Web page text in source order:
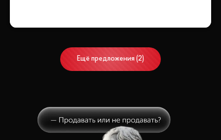
Ещё предложения (2)